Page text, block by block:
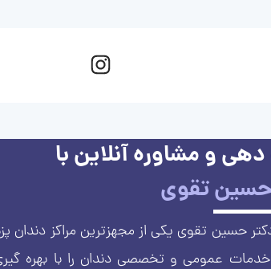
و مشاوره آنلاین با
حسین تقوی
حسین تقوی یکی از مجهزترین مراکز دندان
عمومی و تخصصی دندان را با بهره